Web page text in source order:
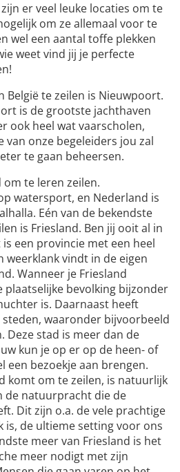
er veel leuke locaties om te
om ze allemaal voor te
wel een aantal toffe plekken
weet vind jij je perfecte
België te zeilen is Nieuwpoort.
is de grootste jachthaven
ook heel wat vaarscholen,
onze begeleiders jou zal
te gaan beheersen.
te leren zeilen.
watersport, en Nederland is
Eén van de bekendste
is Friesland. Ben jij ooit al in
is een provincie met een heel
weerklank vindt in de eigen
Wanneer je Friesland
plaatselijke bevolking bijzonder
is. Daarnaast heeft
waaronder bijvoorbeeld
Deze stad is meer dan de
kun je op er op de heen- of
een bezoekje aan brengen.
komt om te zeilen, is natuurlijk
de natuurpracht die de
Dit zijn o.a. de vele prachtige
is, de ultieme setting voor ons
meer van Friesland is het
meer nodigt met zijn